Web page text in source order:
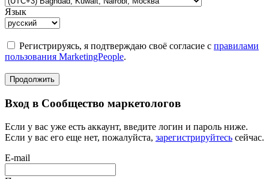
Язык
Регистрируясь, я подтверждаю своё согласие с правилами
пользования MarketingPeople.
Продолжить
Вход в Сообщество маркетологов
Если у вас уже есть аккаунт, введите логин и пароль ниже.
Если у вас его еще нет, пожалуйста, зарегистрируйтесь сейчас.
E-mail